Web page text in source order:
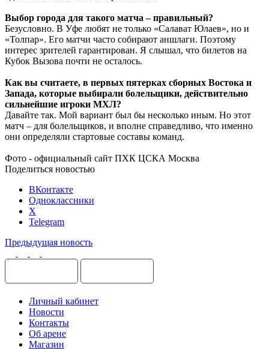
Выбор города для такого матча – правильный?
Безусловно. В Уфе любят не только «Салават Юлаев», но и
«Толпар». Его матчи часто собирают аншлаги. Поэтому
интерес зрителей гарантирован. Я слышал, что билетов на
Кубок Вызова почти не осталось.
Как вы считаете, в первых пятерках сборных Востока и
Запада, которые выбирали болельщики, действительно
сильнейшие игроки МХЛ?
Давайте так. Мой вариант был бы несколько иным. Но этот
матч – для болельщиков, и вполне справедливо, что именно
они определяли стартовые составы команд.
Фото - официальный сайт ПХК ЦСКА Москва
Поделиться новостью
ВКонтакте
Одноклассники
X
Telegram
Предыдущая новость
Личный кабинет
Новости
Контакты
Об арене
Магазин